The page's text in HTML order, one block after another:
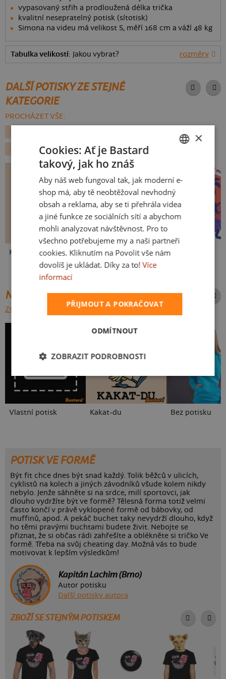
vypasovaný střih a prodloužená délka trička
kvalitní nesepratelný potisk (sítotisk)
Simona na videu má velikost S, měří 168 cm a váží 48 kg
Tabulka velikostí: Jakou vybrat? rozměry
DALŠÍ POTISKY ZE STEJNÉ
KATEGORIE
PROCHÁZET VŠE:
ZVÍŘÁTKA
ADRENALIN
Kakat-du V pressu
NEJPRODÁVANĚJŠÍ POTISKY
ZOBRAZIT VŠECHNY
Vlastní potisk Kakat-du Bez potisku
POTISK VE FORMĚ
Být fit chce dnes být snad každý. Tolik běžců v ulicích,
cyklistů na kolech a jiných závodníků všude kolem nikdy
nebylo. Jenže sáhněte si na srdce, milí sportovci, jak
dlouho vydržíte být ve formě? Tělesná forma totiž velmi
často končí v právě vyklopené formě od bábovky, od
muffinů, apod. A pekáč buchet taky nevydrží dlouho, když
ho těmi pravými buchtami budete živit. Nebojte se
přiznat, že si občas rádi zahřešíte a oblékněte si tričko Ve
formě. Třeba na svůj cheating day. Možná vás to bude
motivovat k lepším výsledkům!
Kapitán Lachim (Brno)
Autor potisku
Další potisky autora
ZBOŽÍ SE STEJNÝM POTISKEM
SLOVAK
×
Cookies: Ať je Bastard
takový, jak ho znáš
Aby náš web fungoval tak, jak moderní e-
shop má, aby tě neobtěžoval nevhodný
obsah a reklama, aby se ti přehrála videa
a jiné funkce ze sociálních sítí a abychom
mohli analyzovat návštěvnost. Pro to
všechno potřebujeme my a naši partneři
cookies. Kliknutím na Povolit vše nám
dovolíš je ukládat. Díky za to! Více
informací
PŘIJMOUT A POKRAČOVAT
ODMÍTNOUT
ZOBRAZIT PODROBNOSTI